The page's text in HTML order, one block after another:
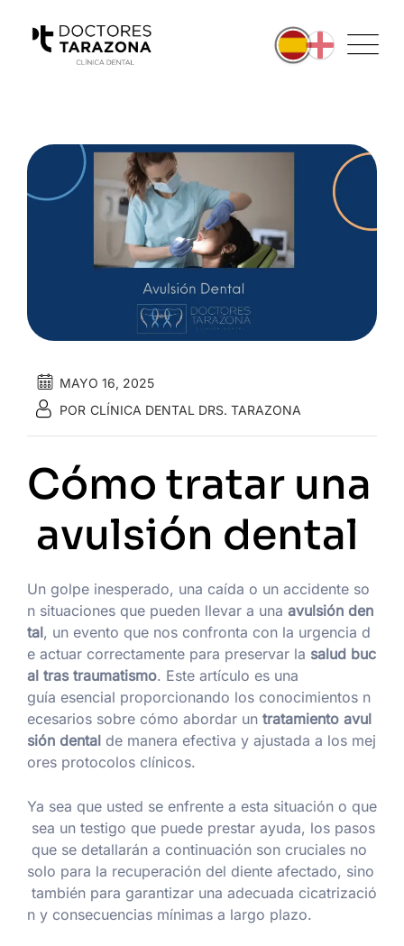
MAYO 16, 2025
POR CLÍNICA DENTAL DRS. TARAZONA
Cómo tratar una
avulsión dental
Un golpe inesperado, una caída o un accidente so
n situaciones que pueden llevar a una avulsión den
tal, un evento que nos confronta con la urgencia d
e actuar correctamente para preservar la salud buc
al tras traumatismo. Este artículo es una
guía esencial proporcionando los conocimientos n
ecesarios sobre cómo abordar un tratamiento avul
sión dental de manera efectiva y ajustada a los mej
ores protocolos clínicos.
Ya sea que usted se enfrente a esta situación o que
sea un testigo que puede prestar ayuda, los pasos
que se detallarán a continuación son cruciales no
solo para la recuperación del diente afectado, sino
también para garantizar una adecuada cicatrizació
n y consecuencias mínimas a largo plazo.